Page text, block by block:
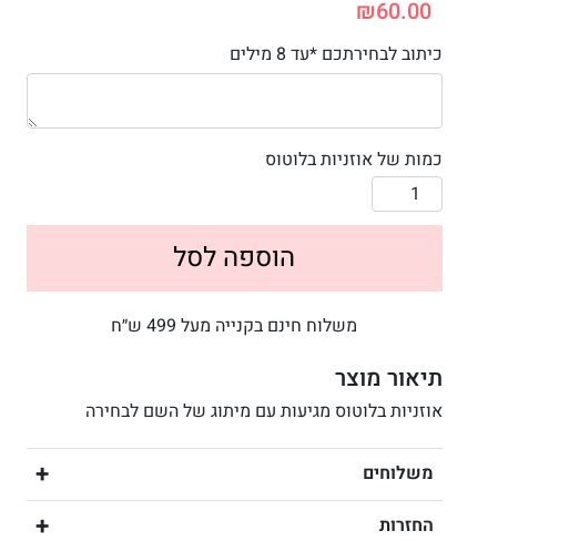
₪60.00
כיתוב לבחירתכם *עד 8 מילים
כמות של אוזניות בלוטוס
הוספה לסל
משלוח חינם בקנייה מעל 499 ש״ח
תיאור מוצר
אוזניות בלוטוס מגיעות עם מיתוג של השם לבחירה
משלוחים
החזרות